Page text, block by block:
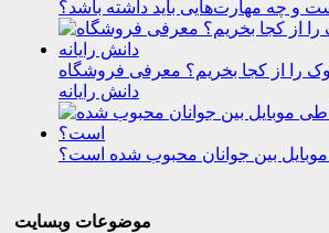
و چه مهارت‌هایی باید داشته باشد؟
را از کجا بخریم؟ معرفی فروشگاه
دانش رایانه
بین جوانان محبوب شده است؟
موضوعات وبسایت